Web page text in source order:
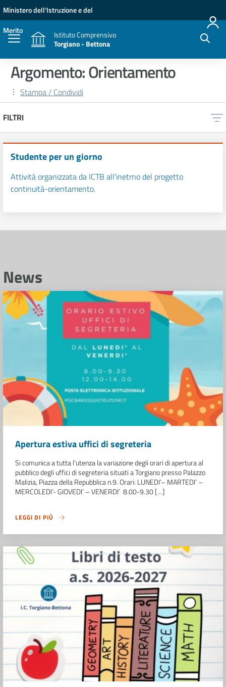
Vai ai contenuti
Vai al menu di navigazione
Vai al footer
Ministero dell'Istruzione e del
Merito
Istituto Comprensivo
Torgiano - Bettona
Argomento: Orientamento
Stampa / Condividi
FILTRI
Studente per un giorno
Attività organizzata da ICTB all'inetrno del progetto
continuità-orientamento.
News
Apertura estiva uffici di segreteria
Si comunica a tutta l’utenza la variazione degli orari di apertura al
pubblico degli uffici di segreteria situati a Torgiano presso Palazzo
Malizia, Piazza della Repubblica n.9. Orari: LUNEDI’– MARTEDI’ –
MERCOLEDI’- GIOVEDI’ – VENERDI’ 8.00-9.30 […]
LEGGI DI PIÙ